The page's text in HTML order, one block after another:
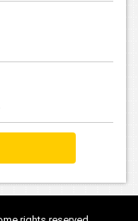
さい！詳細は「料
す。ありがとうご
ご愛顧いただき誠に
ガス料金の値上げに